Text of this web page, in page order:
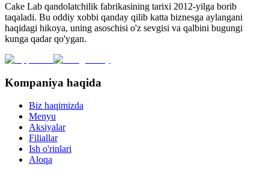
Cake Lab qandolatchilik fabrikasining tarixi 2012-yilga borib
taqaladi. Bu oddiy xobbi qanday qilib katta biznesga aylangani
haqidagi hikoya, uning asoschisi o'z sevgisi va qalbini bugungi
kunga qadar qo'ygan.
Kompaniya haqida
Biz haqimizda
Menyu
Aksiyalar
Filiallar
Ish o'rinlari
Aloqa